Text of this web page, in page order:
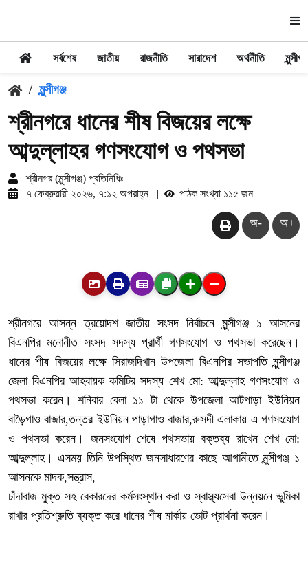
সর্বশেষ জাতীয় রাজনীতি সারাদেশ অর্থনীতি
/ মুন্সীগঞ্জ
শ্রীনগরে ধানের শীষ বিজয়ের লক্ষে
আব্দুল্লাহর গণসংযোগ ও পথসভা
শ্রীনগর (মুন্সীগঞ্জ) প্রতিনিধিঃ
৭ ফেব্রুয়ারী ২০২৬, ৭:১২ অপরাহ্ন
| পাঠক সংখ্যা ১১৫ জন
অ- অ+
শ্রীনগরে আসন্ন ত্রয়োদশ জাতীয় সংসদ নির্বাচনে মুন্সীগঞ্জ ১ আসনের
বিএনপির মনোনীত সংসদ সদস্য প্রার্থী গণসংযোগ ও পথসভা করেছেন।
ধানের শীষ বিজয়ের লক্ষে সিরাজদিখান উপজেলা বিএনপির সভাপতি মুন্সীগঞ্জ
জেলা বিএনপির আহবায়ক কমিটির সদস্য শেখ মো: আব্দুল্লাহ গণসংযোগ ও
পথসভা করেন। শনিবার বেলা ১১ টা থেকে উপজেলা আটপাড়া ইউনিয়ন
বাড়ৈগাও বাজার,তন্তর ইউনিয়ন পাড়াগাও বাজার,রুসদী এলাকায় এ গণসংযোগ
ও পথসভা করেন। জনসংযোগ শেষে পথসভায় বক্তব্য রাখেন শেখ মো:
আব্দুল্লাহ। এসময় তিনি উপস্থিত জনসাধারণের কাছে আগামীতে মুন্সীগঞ্জ ১
আসনকে মাদক,সন্ত্রাস,
চাঁদাবাজ মুক্ত সহ বেকারদের কর্মসংস্থান করা ও স্বাস্থ্যসেবা উন্নয়নে ভুমিকা
রাখার প্রতিশ্রুতি ব্যক্ত করে ধানের শীষ মার্কায় ভোট প্রার্থনা করেন।